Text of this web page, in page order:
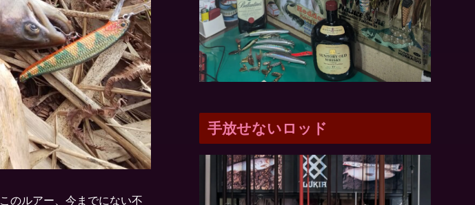
のルアー、今までにない不
手放せないロッド